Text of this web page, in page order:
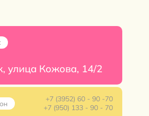
+7 (3952) 60 - 90 -70
+7 (950) 133 - 90 - 70
улица Кожова, 14/2